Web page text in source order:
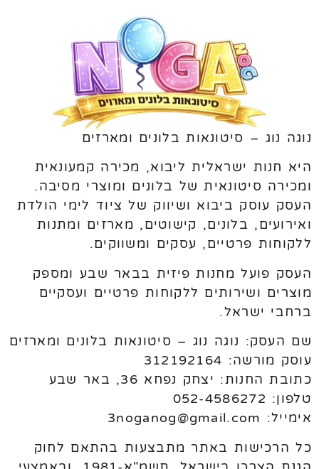
נוגה נוג – סיטונאות בלונים ומארזים
היא חנות ישראלית ליבוא, מכירה קמעונאית
ומכירה סיטונאית של בלונים ומוצרי מסיבה.
העסק עוסק ביבוא ושיווק של ציוד לימי הולדת
ואירועים, בלונים, קישוטים, מארזים ומתנות
ללקוחות פרטיים, עסקים ומשווקים.
העסק פועל מחנות פיזית בבאר שבע ומספק
מוצרים ושירותים ללקוחות פרטיים ועסקיים
ברחבי ישראל.
שם העסק: נוגה נוג – סיטונאות בלונים ומארזים
עוסק מורשה: 312192164
כתובת החנות: יצחק נפחא 36, באר שבע
טלפון: 052-4586272
אימייל: 3noganog@gmail.com
כל הרכישות באתר מתבצעות בהתאם לחוק